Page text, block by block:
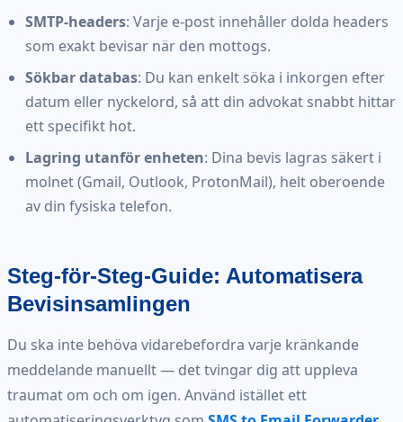
SMTP-headers: Varje e-post innehåller dolda headers
som exakt bevisar när den mottogs.
Sökbar databas: Du kan enkelt söka i inkorgen efter
datum eller nyckelord, så att din advokat snabbt hittar
ett specifikt hot.
Lagring utanför enheten: Dina bevis lagras säkert i
molnet (Gmail, Outlook, ProtonMail), helt oberoende
av din fysiska telefon.
Steg-för-Steg-Guide: Automatisera
Bevisinsamlingen
Du ska inte behöva vidarebefordra varje kränkande
meddelande manuellt — det tvingar dig att uppleva
traumat om och om igen. Använd istället ett